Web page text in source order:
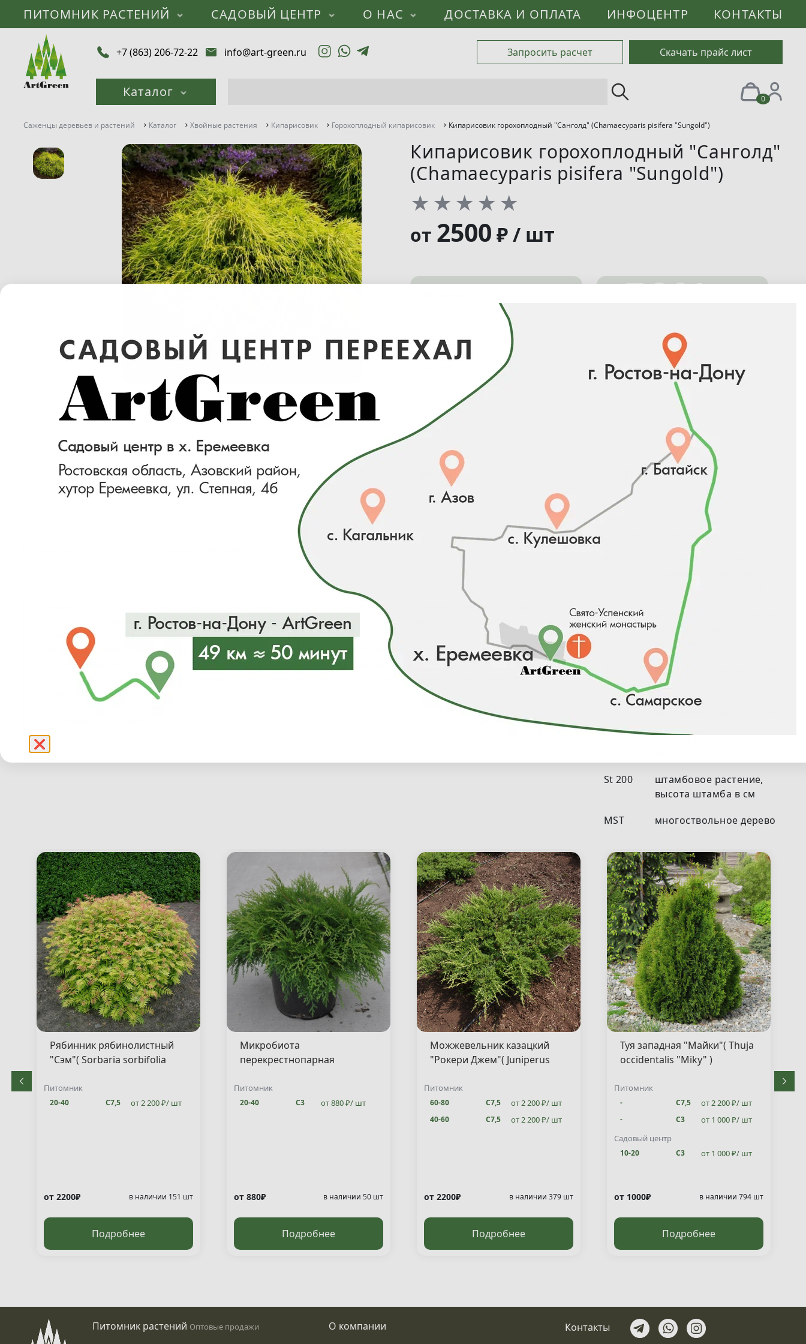
❌
ПИТОМНИК РАСТЕНИЙ САДОВЫЙ ЦЕНТР О НАС ДОСТАВКА И ОПЛАТА ИНФОЦЕНТР КОНТАКТЫ
+7 (863) 206-72-22 info@art-green.ru Запросить расчет Скачать прайс лист
Каталог 0
Саженцы деревьев и растений Каталог Хвойные растения Кипарисовик Горохоплодный кипарисовик Кипарисовик горохоплодный "Санголд" (Chamaecyparis pisifera "Sungold")
Кипарисовик горохоплодный "Санголд"
(Chamaecyparis pisifera "Sungold")
★ ★ ★ ★ ★
от 2500 ₽ / шт
минимальная отгрузка в
от 0 ₽ -
минимальная отгрузка в садовом
-50%
Скидки достигают до 50%. Для
того, чтобы узнать свой процент
скидки перейдите в
кабинет
Готовность
ИТОГО: ₽ В корзину
Кипарисовик горохоплодный Санголд – карликовый сорт, высотой до 1-1,5 м. Крона шаровидной формы. Хвоя, к
центру кипарисовика, ярко-зеленая, по краям золотисто-желтого оттенка. Шишки округлые, светло-
коричневые. Медленнорастущее растение. Годовой прирост 3-5 см.
Кипарисовик предпочитает хорошо освещённые места, в тени пропадает золотистый окрас. Санголд
достаточно морозоустойчивый, влаголюбивый. Относится к 5-ой зоне морозостойкости (-23,4/-28,8).
Устойчивый вид к городским условиям. Почвы предпочитает хорошо дренированные, супесчаные или
суглинистые.
Используется для контейнерного озеленения, предназначен для посадки на склонах, вдоль береговых
Условные обозначения:
растение с голыми
корнями, открытая
корневая система, см
RB (ЗКС)
растение с комом земли,
упакованным в
мешковину, см
WRB(ЗКС) растение с комом земли,
упакованным в
мешковину и
металлическую сетку, см
размер контейнера в
St 200
штамбовое растение,
высота штамба в см
MST
многоствольное дерево
Рябинник рябинолистный
"Сэм"( Sorbaria sorbifolia
Питомник
20-40 С7,5 от 2 200 ₽/ шт
от 2200₽ в наличии 151 шт
Подробнее
Микробиота
перекрестнопарная
decussata "Jakobsen" )
Питомник
20-40 С3 от 880 ₽/ шт
от 880₽ в наличии 50 шт
Подробнее
Можжевельник казацкий
"Рокери Джем"( Juniperus
Питомник
60-80 С7,5 от 2 200 ₽/ шт
40-60 С7,5 от 2 200 ₽/ шт
от 2200₽ в наличии 379 шт
Подробнее
Туя западная "Майки"( Thuja
occidentalis "Miky" )
Питомник
- С7,5 от 2 200 ₽/ шт
- С3 от 1 000 ₽/ шт
10-20
Садовый центр
10-20 С3 от 1 000 ₽/ шт
от 1000₽ в наличии 794 шт
Подробнее
Питомник растений Оптовые продажи
О компании
Контакты